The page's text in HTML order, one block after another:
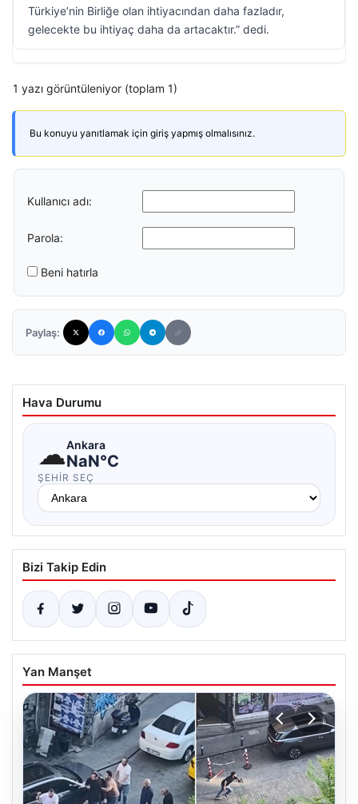
Türkiye’nin Birliğe olan ihtiyacından daha fazladır,
gelecekte bu ihtiyaç daha da artacaktır.” dedi.
1 yazı görüntüleniyor (toplam 1)
Bu konuyu yanıtlamak için giriş yapmış olmalısınız.
Kullanıcı adı:
Parola:
Beni hatırla
Paylaş:
Hava Durumu
☁Ankara
NaN°C
ŞEHIR SEÇ
Bizi Takip Edin
Yan Manşet